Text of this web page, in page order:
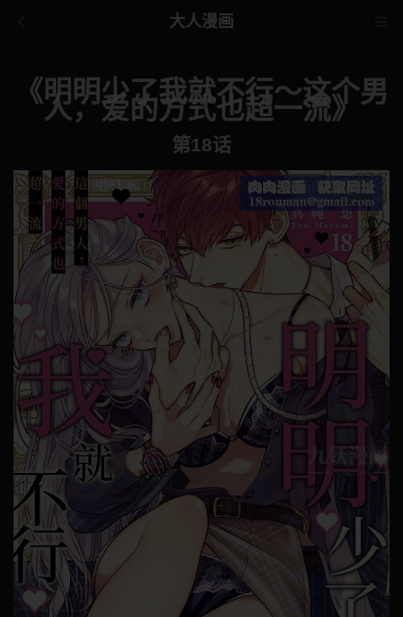
大人漫画
《明明少了我就不行～这个男
人，爱的方式也超一流》
第18话